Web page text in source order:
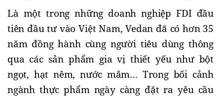
Là một trong những doanh nghiệp FDI đầu
tiên đầu tư vào Việt Nam, Vedan đã có hơn 35
năm đồng hành cùng người tiêu dùng thông
qua các sản phẩm gia vị thiết yếu như bột
ngọt, hạt nêm, nước mắm… Trong bối cảnh
ngành thực phẩm ngày càng đặt ra yêu cầu